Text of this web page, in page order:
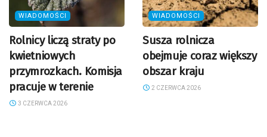
WIADOMOŚCI
Rolnicy liczą straty po
kwietniowych
przymrozkach. Komisja
pracuje w terenie
3 CZERWCA 2026
WIADOMOŚCI
Susza rolnicza
obejmuje coraz większy
obszar kraju
2 CZERWCA 2026